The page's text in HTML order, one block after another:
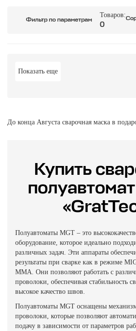
Фильтр по параметрам
Товаров:
0
Показать еще
До конца Августа сварочная маска в
Купить
Полуавтоматы MGT – это
оборудование, которое идеально
различных задач. Эти аппараты
результаты при сварке как в режиме
MMA. Они позволяют работать с
проволоки, обеспечивая стабильность
высокое качество швов.
Полуавтоматы MGT оснащены
проволоки, которые позволяют
подачу в зависимости от параметров